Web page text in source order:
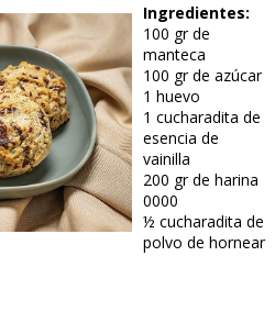
Ingredientes:
100 gr de
manteca
100 gr de azúcar
1 huevo
1 cucharadita de
esencia de
vainilla
200 gr de harina
0000
½ cucharadita de
polvo de hornear